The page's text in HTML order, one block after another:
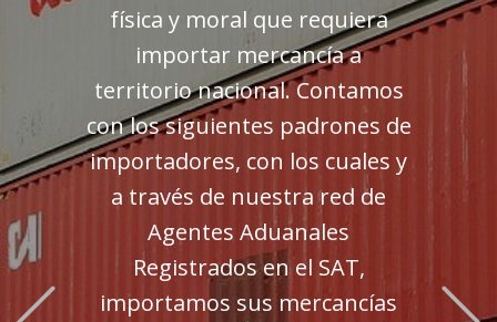
física y moral que requiera
importar mercancía a
territorio nacional. Contamos
con los siguientes padrones de
importadores, con los cuales y
a través de nuestra red de
Agentes Aduanales
Registrados en el SAT,
importamos sus mercancías
Previous